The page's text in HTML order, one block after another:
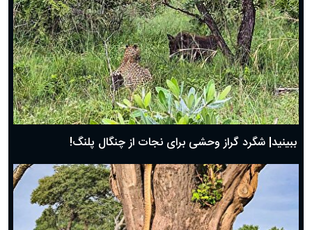
ببینید| شگرد گراز وحشی برای نجات از چنگال پلنگ!